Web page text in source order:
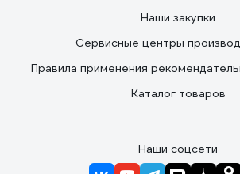
Наши закупки
Сервисные центры
Правила применения
Каталог товаров
Наши соцсети